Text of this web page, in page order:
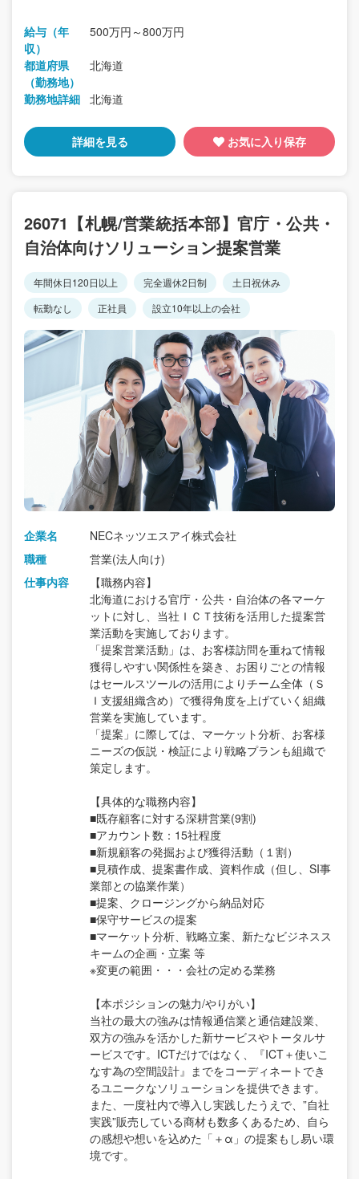
給与（年
収）
500万円～800万円
都道府県
（勤務地）
北海道
勤務地詳細 北海道
詳細を見る お気に入り保存
26071【札幌/営業統括本部】官庁・公共・
自治体向けソリューション提案営業
年間休日120日以上 完全週休2日制
土日祝休み
転勤なし
正社員 設立10年以上の会社
企業名
NECネッツエスアイ株式会社
職種
営業(法人向け)
仕事内容
【職務内容】
北海道における官庁・公共・自治体の各マーケ
ットに対し、当社ＩＣＴ技術を活用した提案営
業活動を実施しております。
「提案営業活動」は、お客様訪問を重ねて情報
獲得しやすい関係性を築き、お困りごとの情報
はセールスツールの活用によりチーム全体（Ｓ
Ｉ支援組織含め）で獲得角度を上げていく組織
営業を実施しています。
「提案」に際しては、マーケット分析、お客様
ニーズの仮説・検証により戦略プランも組織で
策定します。
【具体的な職務内容】
■既存顧客に対する深耕営業(9割)
■アカウント数：15社程度
■新規顧客の発掘および獲得活動（１割）
■見積作成、提案書作成、資料作成（但し、SI事
業部との協業作業）
■提案、クロージングから納品対応
■保守サービスの提案
■マーケット分析、戦略立案、新たなビジネスス
キームの企画・立案 等
※変更の範囲・・・会社の定める業務
【本ポジションの魅力/やりがい】
当社の最大の強みは情報通信業と通信建設業、
双方の強みを活かした新サービスやトータルサ
ービスです。ICTだけではなく、『ICT＋使いこ
なす為の空間設計』までをコーディネートでき
るユニークなソリューションを提供できます。
また、一度社内で導入し実践したうえで、”自社
実践”販売している商材も数多くあるため、自ら
の感想や想いを込めた「＋α」の提案もし易い環
境です。